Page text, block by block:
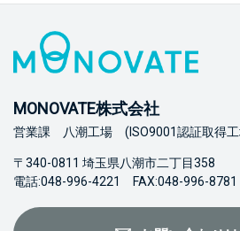
MONOVATE株式会社
営業課 八潮工場 (ISO9001認証取得工
〒340-0811 埼玉県八潮市二丁目358
電話:048-996-4221 FAX:048-996-8781